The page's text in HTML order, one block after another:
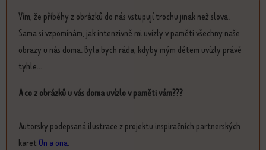
Vím, že příběhy z obrázků do nás vstupují trochu jinak než slova.
Sama si vzpomínám, jak intenzivně mi uvízly v paměti všechny naše
obrazy u nás doma. Byla bych ráda, kdyby mým dětem uvízly právě
tyhle...
A co z obrázků u vás doma uvízlo v paměti vám???
Autorsky podepsaná ilustrace z projektu inspiračních partnerských
karet On a ona.